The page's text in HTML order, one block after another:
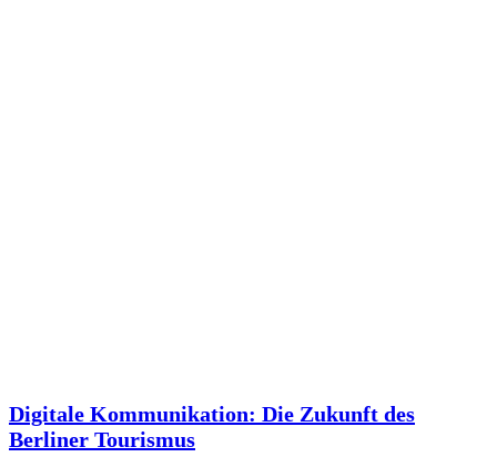
Digitale Kommunikation: Die Zukunft des
Berliner Tourismus